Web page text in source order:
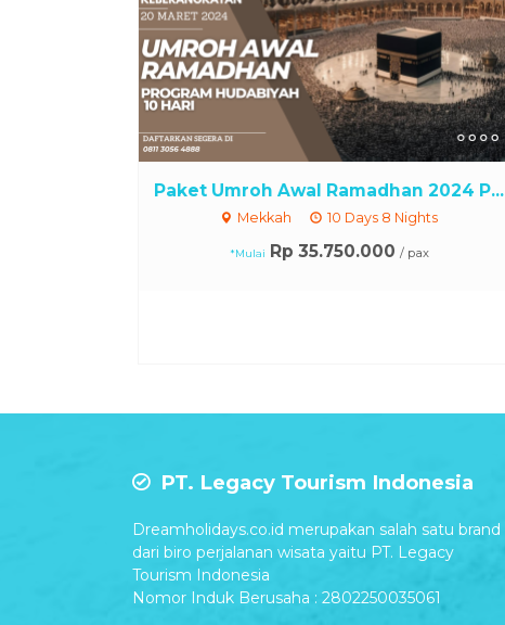
Paket Umroh Awal Ramadhan 2024 P...
Mekkah 10 Days 8 Nights
*Mulai Rp 35.750.000 / pax
PT. Legacy Tourism Indonesia
Dreamholidays.co.id merupakan salah satu brand
dari biro perjalanan wisata yaitu PT. Legacy
Tourism Indonesia
Nomor Induk Berusaha : 2802250035061